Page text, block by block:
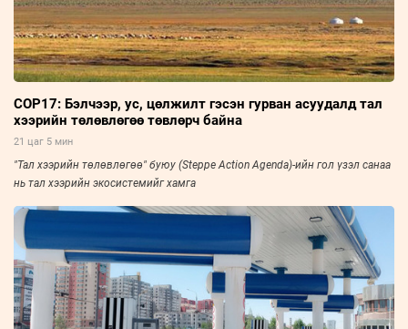
COP17: Бэлчээр, ус, цөлжилт гэсэн гурван асуудалд тал
хээрийн төлөвлөгөө төвлөрч байна
21 цаг 5 мин
"Тал хээрийн төлөвлөгөө" буюу (Steppe Action Agenda)-ийн гол үзэл санаа
нь тал хээрийн экосистемийг хамга